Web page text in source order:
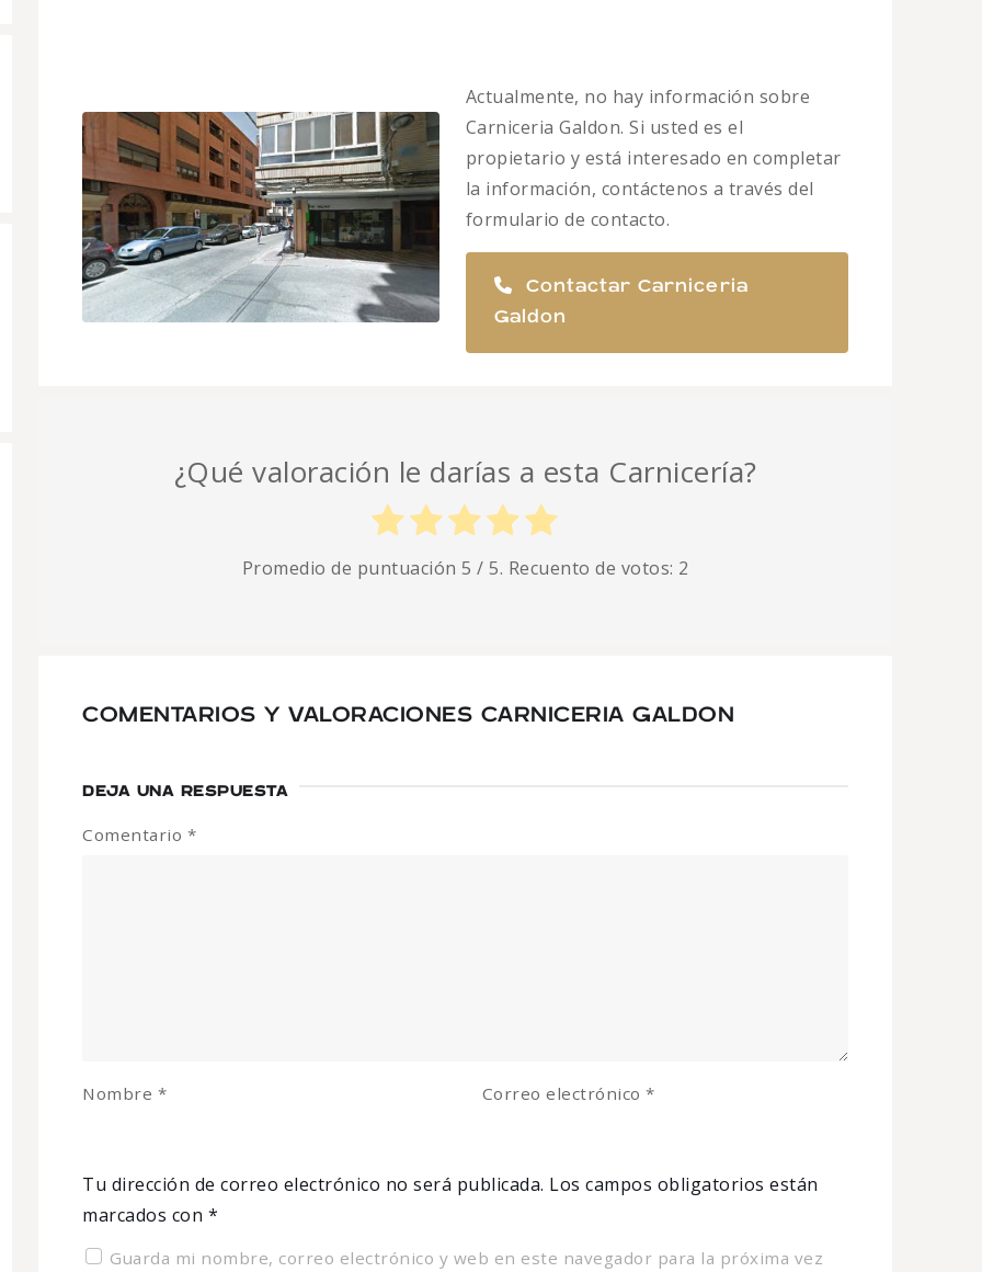
Actualmente, no hay información sobre
Carniceria Galdon. Si usted es el
propietario y está interesado en completar
la información, contáctenos a través del
formulario de contacto.
Contactar Carniceria
Galdon
¿Qué valoración le darías a esta Carnicería?
Promedio de puntuación5 / 5. Recuento de votos: 2
COMENTARIOS Y VALORACIONES CARNICERIA GALDON
DEJA UNA RESPUESTA
Tu dirección de correo electrónico no será publicada. Los campos obligatorios están
marcados con *
Comentario *
Nombre * Correo electrónico*
Guarda mi nombre, correo electrónico y web en este navegador para la próxima vez